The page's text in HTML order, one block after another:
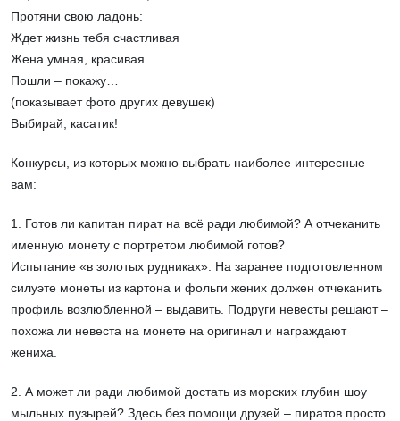
Протяни свою ладонь:
Ждет жизнь тебя счастливая
Жена умная, красивая
Пошли – покажу…
(показывает фото других девушек)
Выбирай, касатик!
Конкурсы, из которых можно выбрать наиболее интересные
вам:
1. Готов ли капитан пират на всё ради любимой? А отчеканить
именную монету с портретом любимой готов?
Испытание «в золотых рудниках». На заранее подготовленном
силуэте монеты из картона и фольги жених должен отчеканить
профиль возлюбленной – выдавить. Подруги невесты решают –
похожа ли невеста на монете на оригинал и награждают
жениха.
2. А может ли ради любимой достать из морских глубин шоу
мыльных пузырей? Здесь без помощи друзей – пиратов просто